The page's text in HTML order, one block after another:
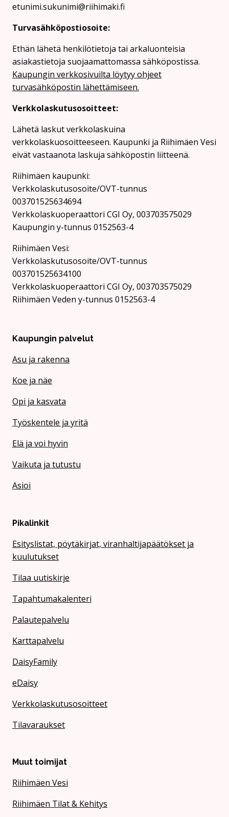
etunimi.sukunimi@riihimaki.fi
Turvasähköpostiosoite:
Ethän lähetä henkilötietoja tai arkaluonteisia
asiakastietoja suojaamattomassa sähköpostissa.
Kaupungin verkkosivuilta löytyy ohjeet
turvasähköpostin lähettämiseen.
Verkkolaskutusosoitteet:
Lähetä laskut verkkolaskuina
verkkolaskuosoitteeseen. Kaupunki ja Riihimäen Vesi
eivät vastaanota laskuja sähköpostin liitteenä.
Riihimäen kaupunki:
Verkkolaskutusosoite/OVT-tunnus
003701525634694
Verkkolaskuoperaattori CGI Oy, 003703575029
Kaupungin y-tunnus 0152563-4
Rii­hi­mäen Vesi:
Verkkolaskutusosoite/OVT-tunnus
003701525634100
Verkkolaskuoperaattori CGI Oy, 003703575029
Riihimäen Veden y-tunnus 0152563-4
Kaupungin palvelut
Asu ja rakenna
Koe ja näe
Opi ja kasvata
Työskentele ja yritä
Elä ja voi hyvin
Vaikuta ja tutustu
Asioi
Pikalinkit
Esityslistat, pöytäkirjat, viranhaltijapäätökset ja
kuulutukset
Tilaa uutiskirje
Tapahtumakalenteri
Palautepalvelu
Karttapalvelu
DaisyFamily
eDaisy
Verkkolaskutusosoitteet
Tilavaraukset
Muut toimijat
Riihimäen Vesi
Riihimäen Tilat & Kehitys